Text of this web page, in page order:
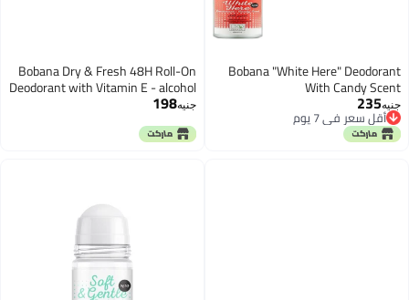
Bobana "White Here" Deodorant
With Candy Scent
جنيه235
أقل سعر في 7 يوم
أقل سعر في 7 يوم
Bobana Dry & Fresh 48H Roll-On
Deodorant with Vitamin E - alcohol
free, aluminum free 50 ML
جنيه198